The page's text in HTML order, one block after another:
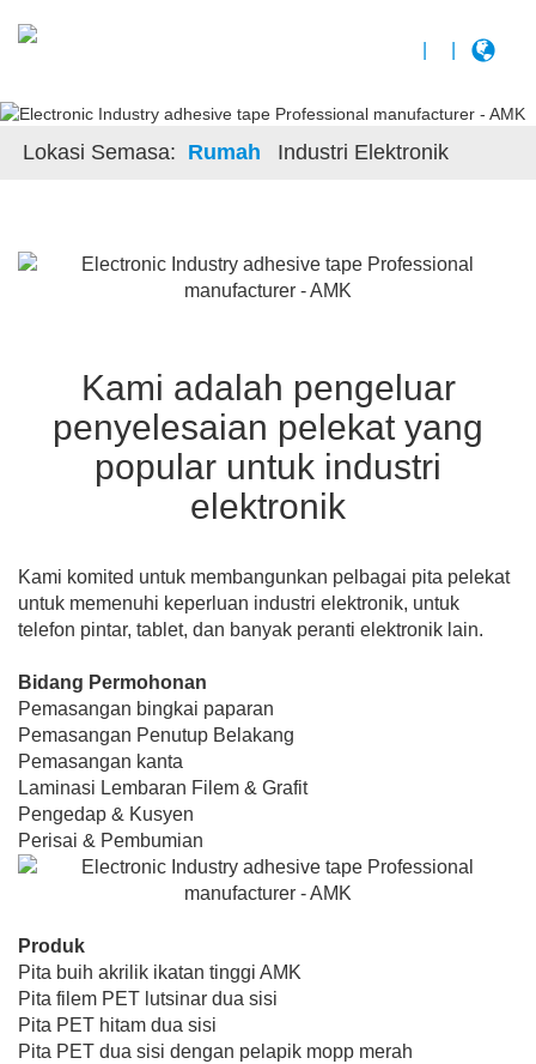
Lokasi Semasa: Rumah Industri Elektronik
Kami adalah pengeluar
penyelesaian pelekat yang
popular untuk industri
elektronik
Kami komited untuk membangunkan pelbagai pita pelekat
untuk memenuhi keperluan industri elektronik, untuk
telefon pintar, tablet, dan banyak peranti elektronik lain.
Bidang Permohonan
Pemasangan bingkai paparan
Pemasangan Penutup Belakang
Pemasangan kanta
Laminasi Lembaran Filem & Grafit
Pengedap & Kusyen
Perisai & Pembumian
Produk
Pita buih akrilik ikatan tinggi AMK
Pita filem PET lutsinar dua sisi
Pita PET hitam dua sisi
Pita PET dua sisi dengan pelapik mopp merah